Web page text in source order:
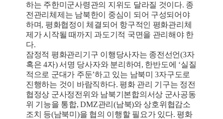
하는 주한미군사령관의 지위도 달라질 것이다. 종
전관리체제는 남북한이 중심이 되어 구성되어야
하며, 평화협정이 체결되어 항구적인 평화관리체
제가 시작될 때까지 과도기적 국면을 관리해야 한
다.
잠정적 평화관리기구 이행당사자는 종전선언(3자
혹은 4자) 서명 당사자와 분리하여, 한반도에 ‘실질
적으로 군대가 주둔’하고 있는 남북미 3자구도로
진행하는 것이 바람직하다. 평화 관리 기구는 정전
협정상 군사정전위와 남북기본합의서상 군사공동
위 기능을 통합, DMZ관리(남북)와 상호위협감소
조치 등(남북미)을 협의 이행할 필요가 있다. 평화